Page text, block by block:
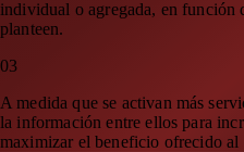
individual o agregada, en función
planteen.
03
A medida que se activan más
la información entre ellos para
maximizar el beneficio ofrecido al